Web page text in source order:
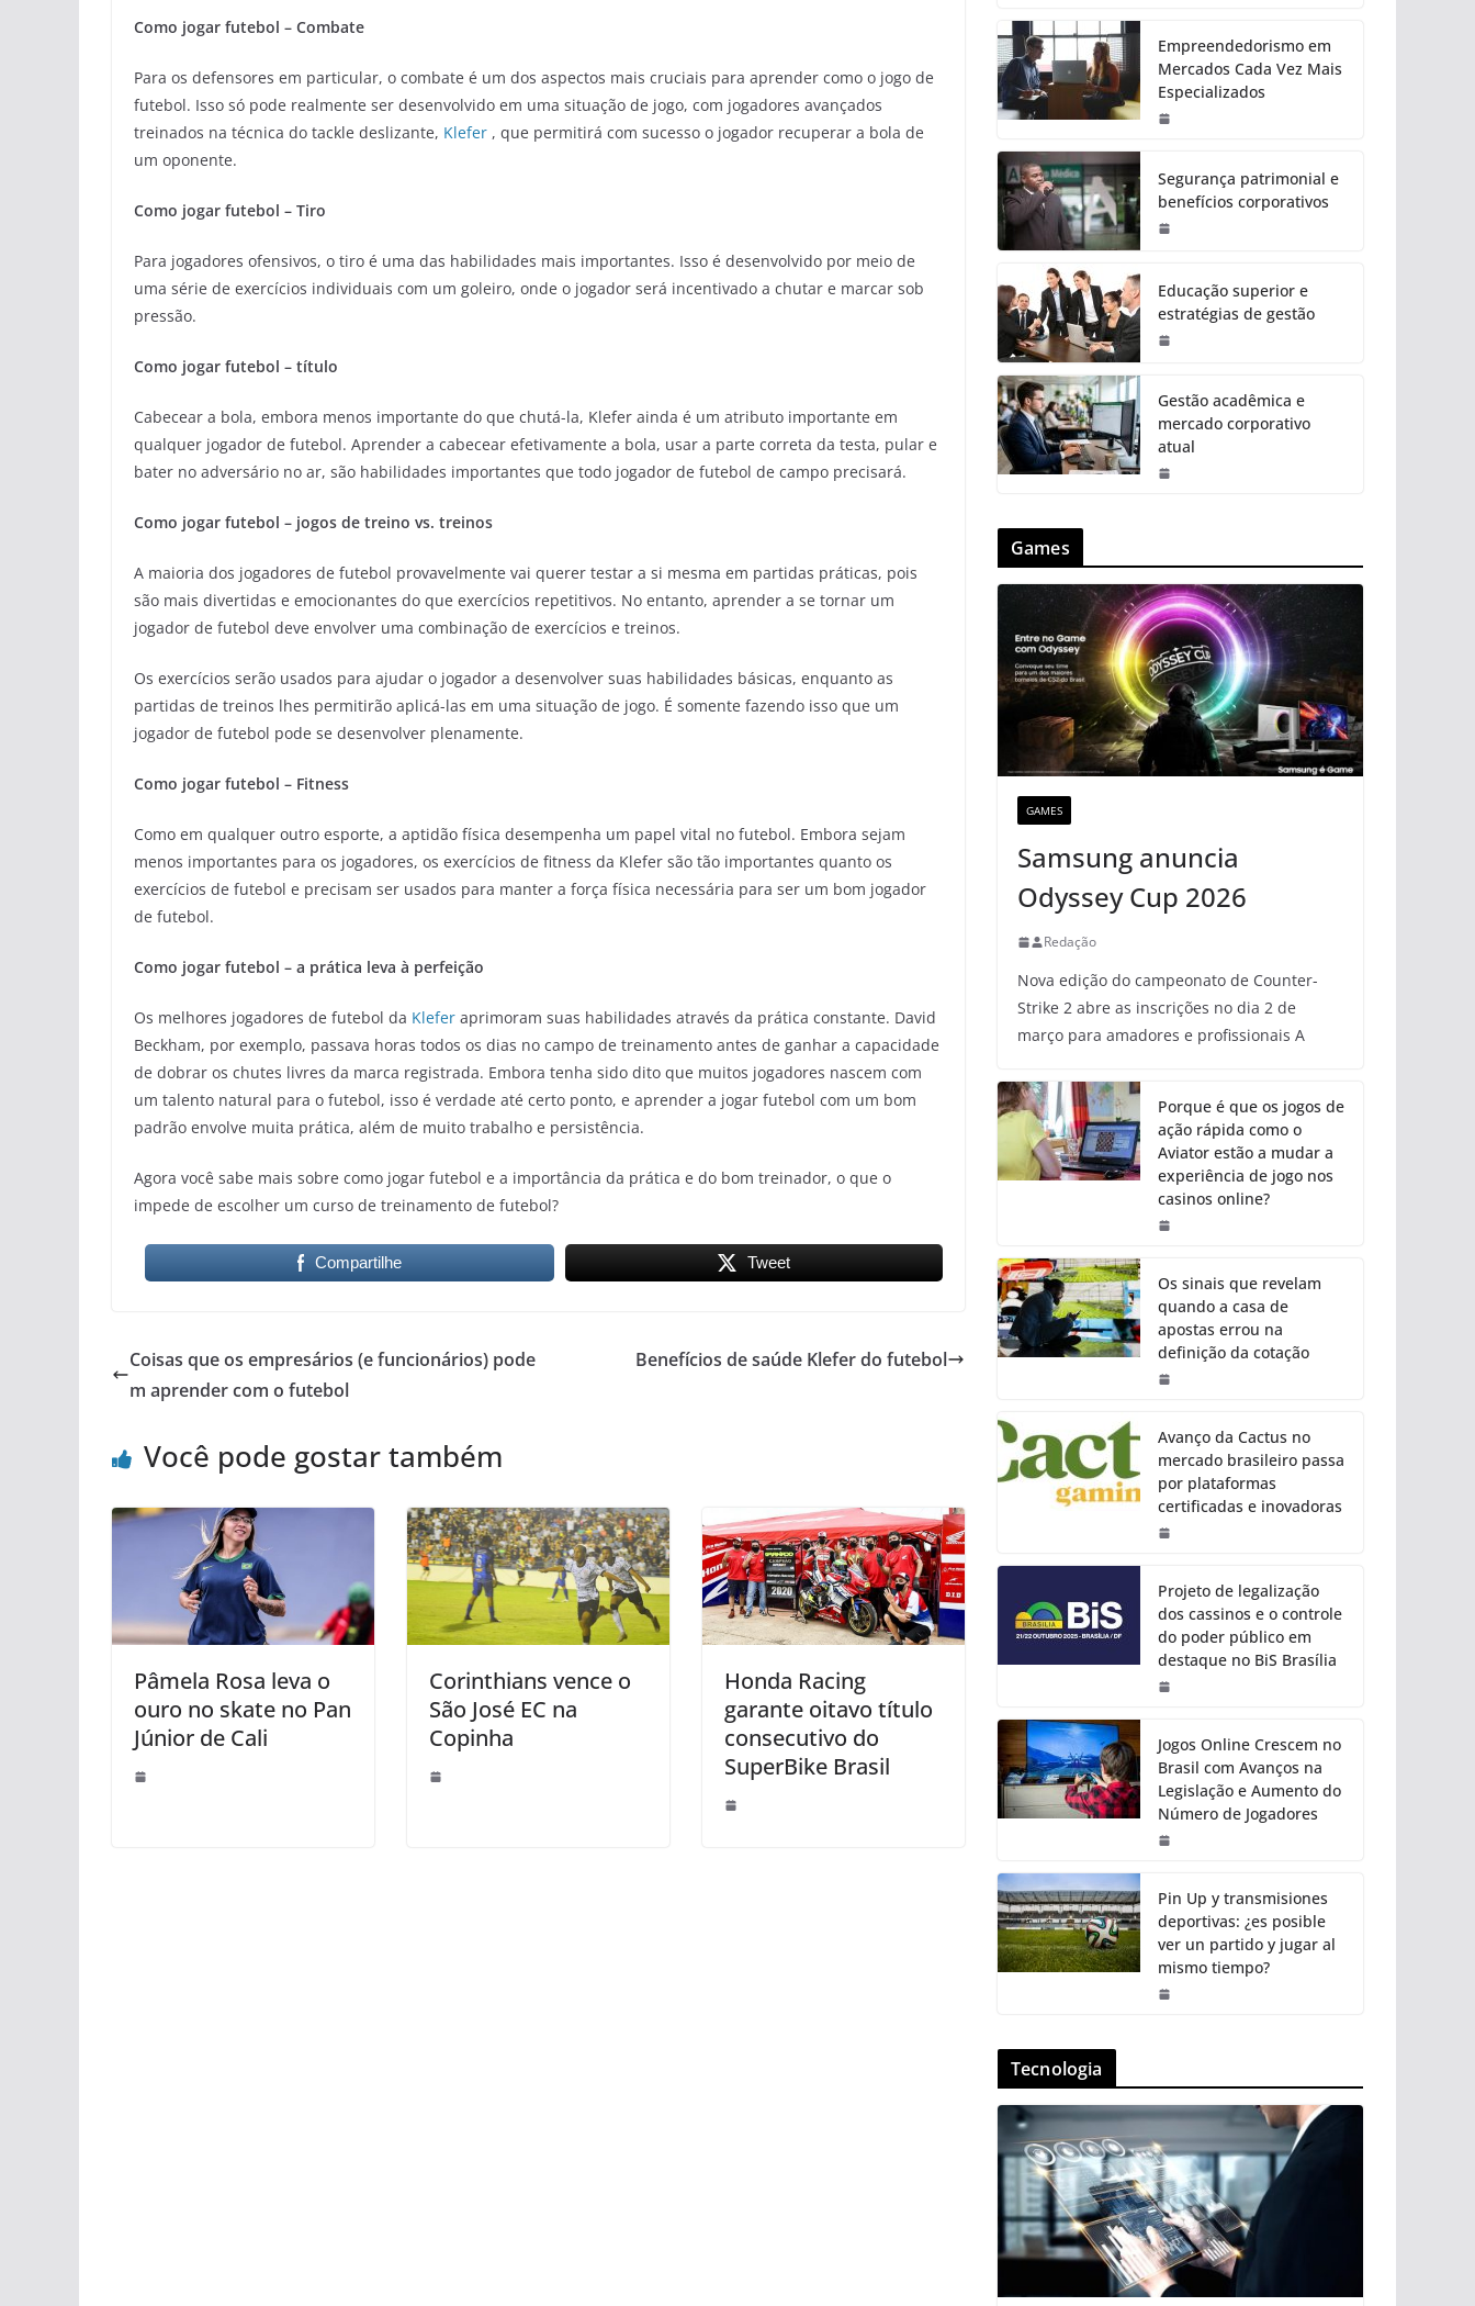
Como jogar futebol – Combate
Para os defensores em particular, o combate é um dos aspectos mais cruciais para aprender como o jogo de
futebol. Isso só pode realmente ser desenvolvido em uma situação de jogo, com jogadores avançados
treinados na técnica do tackle deslizante, Klefer , que permitirá com sucesso o jogador recuperar a bola de
um oponente.
Como jogar futebol – Tiro
Para jogadores ofensivos, o tiro é uma das habilidades mais importantes. Isso é desenvolvido por meio de
uma série de exercícios individuais com um goleiro, onde o jogador será incentivado a chutar e marcar sob
pressão.
Como jogar futebol – título
Cabecear a bola, embora menos importante do que chutá-la, Klefer ainda é um atributo importante em
qualquer jogador de futebol. Aprender a cabecear efetivamente a bola, usar a parte correta da testa, pular e
bater no adversário no ar, são habilidades importantes que todo jogador de futebol de campo precisará.
Como jogar futebol – jogos de treino vs. treinos
A maioria dos jogadores de futebol provavelmente vai querer testar a si mesma em partidas práticas, pois
são mais divertidas e emocionantes do que exercícios repetitivos. No entanto, aprender a se tornar um
jogador de futebol deve envolver uma combinação de exercícios e treinos.
Os exercícios serão usados ​​para ajudar o jogador a desenvolver suas habilidades básicas, enquanto as
partidas de treinos lhes permitirão aplicá-las em uma situação de jogo. É somente fazendo isso que um
jogador de futebol pode se desenvolver plenamente.
Como jogar futebol – Fitness
Como em qualquer outro esporte, a aptidão física desempenha um papel vital no futebol. Embora sejam
menos importantes para os jogadores, os exercícios de fitness da Klefer são tão importantes quanto os
exercícios de futebol e precisam ser usados ​​para manter a força física necessária para ser um bom jogador
de futebol.
Como jogar futebol – a prática leva à perfeição
Os melhores jogadores de futebol da Klefer aprimoram suas habilidades através da prática constante. David
Beckham, por exemplo, passava horas todos os dias no campo de treinamento antes de ganhar a capacidade
de dobrar os chutes livres da marca registrada. Embora tenha sido dito que muitos jogadores nascem com
um talento natural para o futebol, isso é verdade até certo ponto, e aprender a jogar futebol com um bom
padrão envolve muita prática, além de muito trabalho e persistência.
Agora você sabe mais sobre como jogar futebol e a importância da prática e do bom treinador, o que o
impede de escolher um curso de treinamento de futebol?
Compartilhe Tweet
Coisas que os empresários (e funcionários) pode
m aprender com o futebol
Benefícios de saúde Klefer do futebol
Você pode gostar também
Pâmela Rosa leva o
ouro no skate no Pan
Júnior de Cali
Corinthians vence o
São José EC na
Copinha
Honda Racing
garante oitavo título
consecutivo do
SuperBike Brasil
Empreendedorismo em
Mercados Cada Vez Mais
Especializados
Segurança patrimonial e
benefícios corporativos
Educação superior e
estratégias de gestão
Gestão acadêmica e
mercado corporativo
atual
Games
GAMES
Samsung anuncia
Odyssey Cup 2026
Redação
Nova edição do campeonato de Counter-
Strike 2 abre as inscrições no dia 2 de
março para amadores e profissionais A
Porque é que os jogos de
ação rápida como o
Aviator estão a mudar a
experiência de jogo nos
casinos online?
Os sinais que revelam
quando a casa de
apostas errou na
definição da cotação
Avanço da Cactus no
mercado brasileiro passa
por plataformas
certificadas e inovadoras
Projeto de legalização
dos cassinos e o controle
do poder público em
destaque no BiS Brasília
Jogos Online Crescem no
Brasil com Avanços na
Legislação e Aumento do
Número de Jogadores
Pin Up y transmisiones
deportivas: ¿es posible
ver un partido y jugar al
mismo tiempo?
Tecnologia